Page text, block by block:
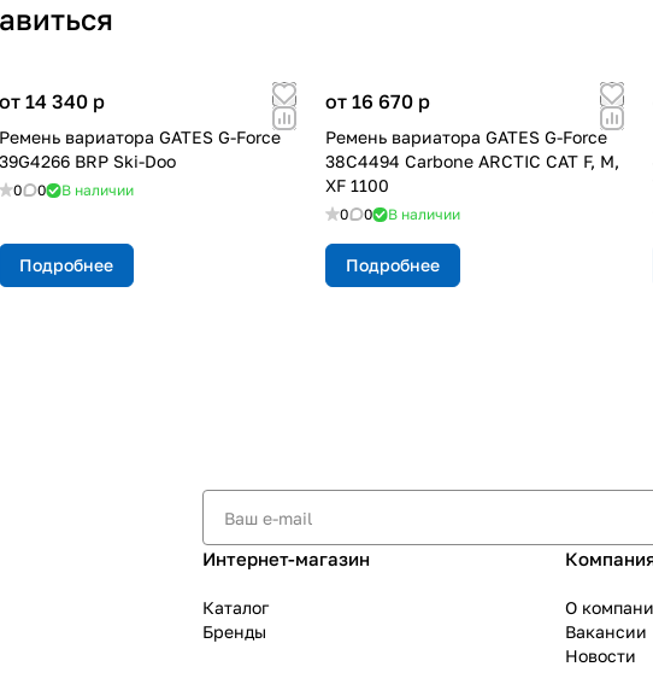
от 14 340 p
Ремень вариатора GATES G-Force
39G4266 BRP Ski-Doo
0 0 В наличии
Подробнее
от 16 670 p
Ремень вариатора GATES G-Force
38С4494 Carbone ARCTIC CAT F, M,
XF 1100
0 0 В наличии
Подробнее
Интернет-магазин
Каталог
Бренды
О
Вакансии
Новости